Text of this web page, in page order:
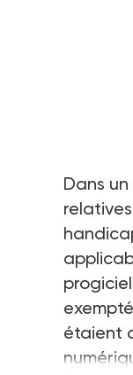
Dans
étaient